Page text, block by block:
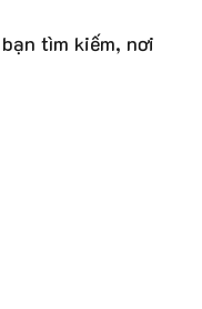
tìm kiếm, nơi